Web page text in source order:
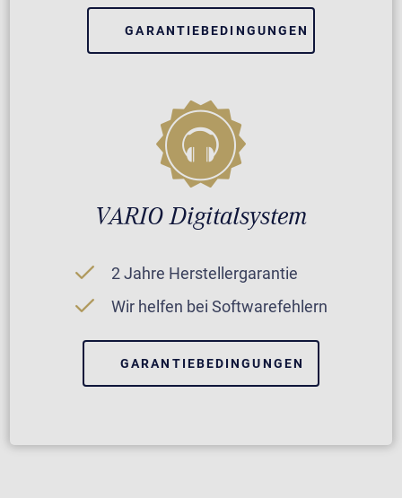
GARANTIEBEDINGUNGEN
VARIO Digitalsystem
2 Jahre Herstellergarantie
Wir helfen bei Softwarefehlern
GARANTIEBEDINGUNGEN